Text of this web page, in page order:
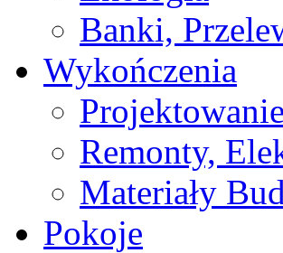
Banki,
Wykończenia
Projektowanie
Remonty,
Materiały
Pokoje